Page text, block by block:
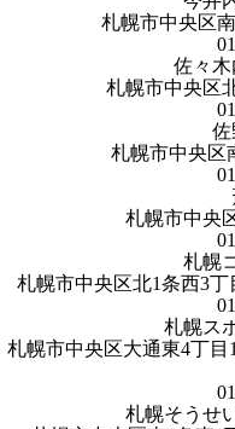
札幌市中央区
佐々木
札幌市中央区
佐
札幌市中央区
札幌市中央
札幌
札幌市中央区北1条西3
札幌ス
札幌市中央区大通東4丁
札幌そうせ